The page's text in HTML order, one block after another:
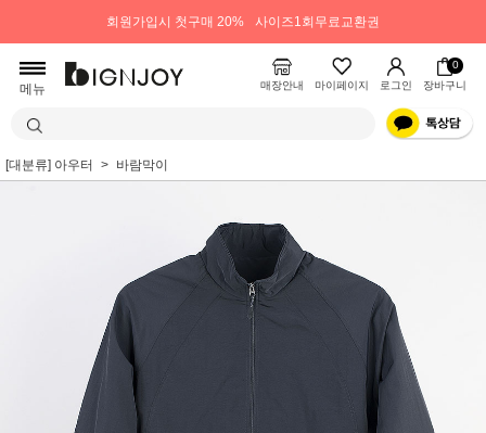
회원가입시 첫구매 20% 사이즈1회무료교환권
메뉴 매장안내 마이페이지 로그인
0
장바구니
[대분류] 아우터 바람막이